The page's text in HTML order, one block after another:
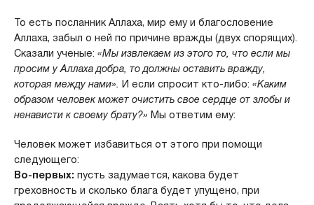
То есть посланник Аллаха, мир ему и благословение
Аллаха, забыл о ней по причине вражды (двух спорящих).
Сказали ученые: «Мы извлекаем из этого то, что если мы
просим у Аллаха добра, то должны оставить вражду,
которая между нами». И если спросит кто-либо: «Каким
образом человек может очистить свое сердце от злобы и
ненависти к своему брату?» Мы ответим ему:
Человек может избавиться от этого при помощи
следующего:
Во-первых: пусть задумается, какова будет
греховность и сколько блага будет упущено, при